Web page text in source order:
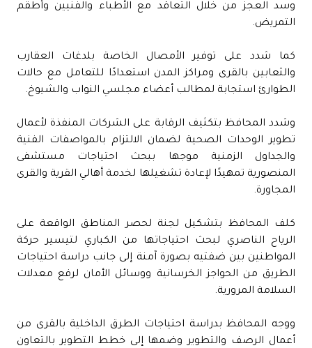
وسد العجز من خلال التعاقد مع الأطباء والفنيين وأطقم
التمريض.
كما شدد على توفير الأمصال الخاصة بلدغات العقارب
والثعابين بالقرى ومراكز المدن استعدادًا للتعامل مع حالات
الطوارئ استجابة لمطالب أعضاء مجلسي النواب والشيوخ.
وشدد المحافظ بتكثيف الرقابة على الشركات المنفذة لأعمال
تطوير الوحدات الصحية لضمان الالتزام بالمواصفات الفنية
والجداول الزمنية موجها ببحث احتياجات مستشفى
المنصورية تمهيدًا لإعادة تشغيلها لخدمة أهالي القرية والقرى
المجاورة.
كلف المحافظ بتشكيل لجنة لحصر المناطق الواقعة على
الرياح الناصري لبحث احتياجاتها من الكباري لتيسير حركة
المواطنين بين ضفتيه بصورة آمنة إلى جانب دراسة احتياجات
الطريق من الحواجز الخرسانية ووسائل الأمان لرفع معدلات
السلامة المرورية.
ووجه المحافظ بدراسة احتياجات الطرق الداخلية بالقرى من
أعمال الرصف والتطوير وضمها إلى خطط التطوير بالتعاون